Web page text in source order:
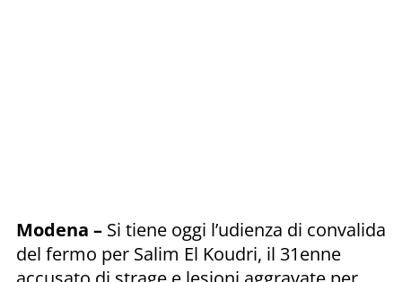
Modena – Si tiene oggi l’udienza di convalida
del fermo per Salim El Koudri, il 31enne